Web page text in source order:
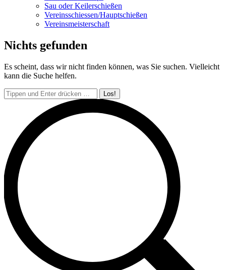
Sau oder Keilerschießen
Vereinsschiessen/Hauptschießen
Vereinsmeisterschaft
Nichts gefunden
Es scheint, dass wir nicht finden können, was Sie suchen. Vielleicht
kann die Suche helfen.
Search: